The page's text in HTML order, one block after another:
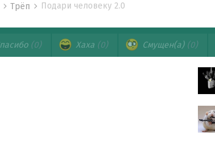
Трёп Подари человеку 2.0
(0) Хаха (0) Смущен(а) (0)